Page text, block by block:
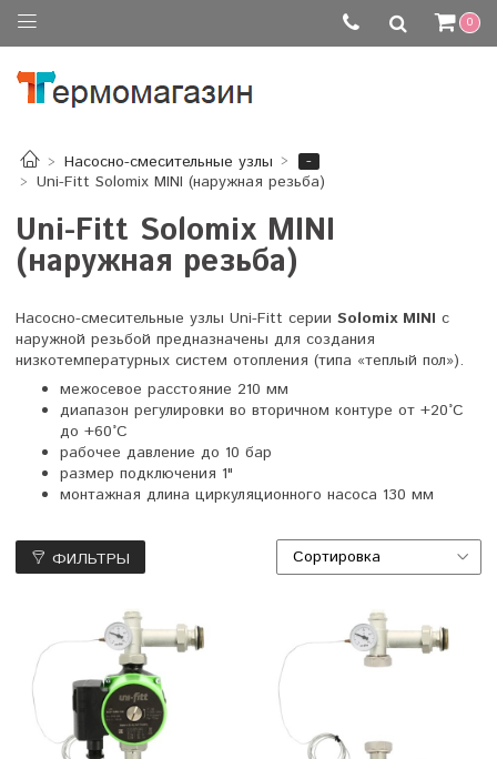
0
Насосно-смесительные узлы
-
Uni-Fitt Solomix MINI (наружная резьба)
Uni-Fitt Solomix MINI
(наружная резьба)
Насосно-смесительные узлы Uni-Fitt серии Solomix MINI с
наружной резьбой предназначены для создания
низкотемпературных систем отопления (типа «теплый пол»).
межосевое расстояние 210 мм
диапазон регулировки во вторичном контуре от +20°C
до +60°C
рабочее давление до 10 бар
размер подключения 1"
монтажная длина циркуляционного насоса 130 мм
ФИЛЬТРЫ